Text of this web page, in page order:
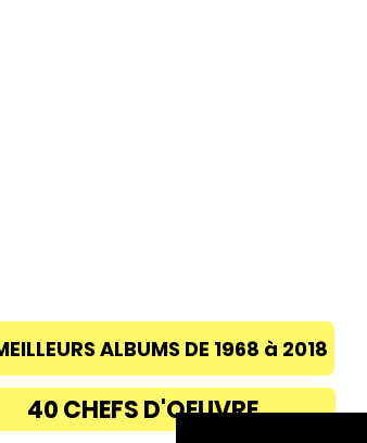
ALBUMS DE 1968 à 2018
40 CHEFS D'OEUVRE